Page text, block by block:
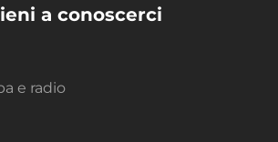
a conoscerci
e radio